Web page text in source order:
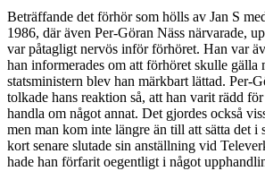
Beträffande det förhör som hölls av Jan S
1986, där även Per-Göran Näss närvarade,
var påtagligt nervös inför förhöret. Han var
han informerades om att förhöret skulle gälla
statsministern blev han märkbart lättad. Per-
tolkade hans reaktion så, att han varit rädd
handla om något annat. Det gjordes också
men man kom inte längre än till att sätta det i
kort senare slutade sin anställning vid
hade han förfarit oegentligt i något